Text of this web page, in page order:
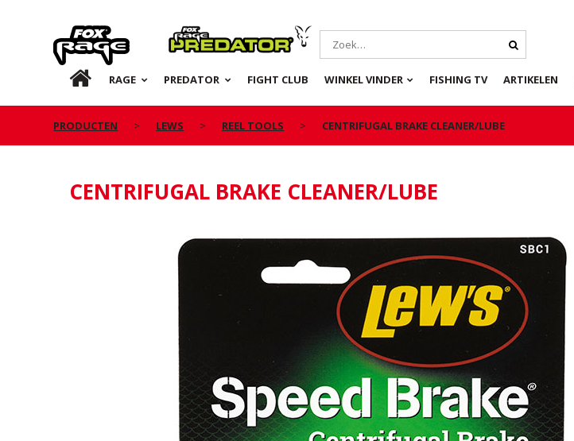
Rage Predator
NL RAGE PREDATOR FIGHT CLUB WINKEL VINDER FISHING TV ARTIKELEN
PRODUCTEN LEWS REEL TOOLS CENTRIFUGAL BRAKE CLEANER/LUBE
CENTRIFUGAL BRAKE CLEANER/LUBE